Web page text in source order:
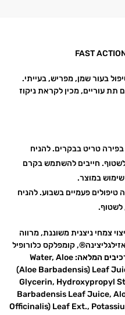
בעור שמן, מפריש, בעייתי.
תת עוריים, מכין לקראת ניקוז
טריט בבקרים. להניח
להמתין כ -10 דקות ולשטוף. חייבים להשתמש בקרם
במוצר.
פעמיים בשבוע. להניח
צמחי ניצנית משוננת, מרווה
קומפלקס כלורופיל
המלאה:Water, Aloe
(Aloe Barbadensis) Leaf
Glycerin, Hydroxypropyl
Barbadensis Leaf Juice,
Officinalis) Leaf Ext.,